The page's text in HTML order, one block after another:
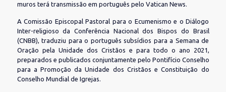
muros terá transmissão em português pelo Vatican News.
A Comissão Episcopal Pastoral para o Ecumenismo e o Diálogo
Inter-religioso da Conferência Nacional dos Bispos do Brasil
(CNBB), traduziu para o português subsídios para a Semana de
Oração pela Unidade dos Cristãos e para todo o ano 2021,
preparados e publicados conjuntamente pelo Pontifício Conselho
para a Promoção da Unidade dos Cristãos e Constituição do
Conselho Mundial de Igrejas.